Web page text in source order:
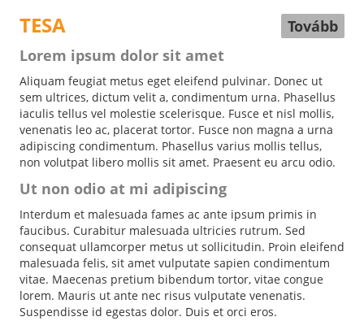
TESA
Tovább
Lorem ipsum dolor sit amet
Aliquam feugiat metus eget eleifend pulvinar. Donec ut
sem ultrices, dictum velit a, condimentum urna. Phasellus
iaculis tellus vel molestie scelerisque. Fusce et nisl mollis,
venenatis leo ac, placerat tortor. Fusce non magna a urna
adipiscing condimentum. Phasellus varius mollis tellus,
non volutpat libero mollis sit amet. Praesent eu arcu odio.
Ut non odio at mi adipiscing
Interdum et malesuada fames ac ante ipsum primis in
faucibus. Curabitur malesuada ultricies rutrum. Sed
consequat ullamcorper metus ut sollicitudin. Proin eleifend
malesuada felis, sit amet vulputate sapien condimentum
vitae. Maecenas pretium bibendum tortor, vitae congue
lorem. Mauris ut ante nec risus vulputate venenatis.
Suspendisse id egestas dolor. Duis et orci eros.